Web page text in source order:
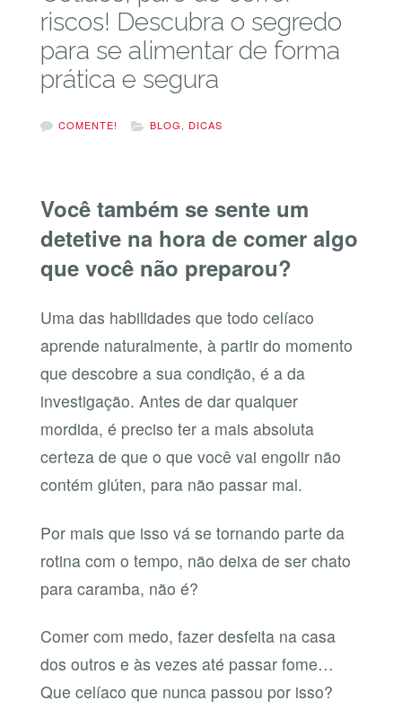
riscos! Descubra o segredo
para se alimentar de forma
prática e segura
COMENTE! BLOG, DICAS
Você também se sente um
detetive na hora de comer algo
que você não preparou?
Uma das habilidades que todo celíaco
aprende naturalmente, à partir do momento
que descobre a sua condição, é a da
investigação. Antes de dar qualquer
mordida, é preciso ter a mais absoluta
certeza de que o que você vai engolir não
contém glúten, para não passar mal.
Por mais que isso vá se tornando parte da
rotina com o tempo, não deixa de ser chato
para caramba, não é?
Comer com medo, fazer desfeita na casa
dos outros e às vezes até passar fome…
Que celíaco que nunca passou por isso?